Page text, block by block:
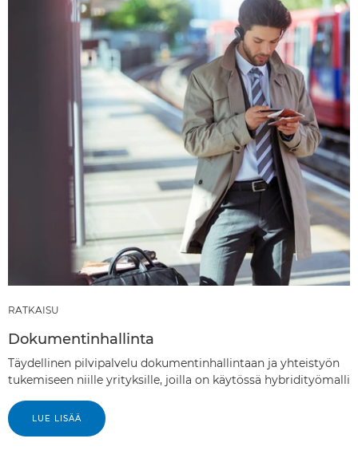
RATKAISU
Dokumentinhallinta
Täydellinen pilvipalvelu dokumentinhallintaan ja yhteistyön
tukemiseen niille yrityksille, joilla on käytössä hybridityömalli
LUE LISÄÄ